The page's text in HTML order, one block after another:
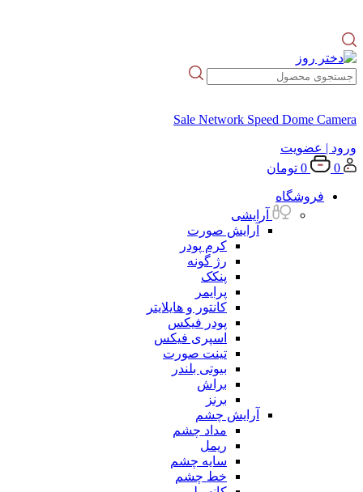
Sale Network Speed Dome Camera
ورود | عضویت
0
0 تومان
فروشگاه
آرایشی
آرایش صورت
کرم پودر
رژ گونه
پنکک
پرایمر
کانتور و هایلایتر
پودر فیکس
اسپری فیکس
تینت صورت
بیوتی بلندر
براش
برنز
آرایش چشم
مداد چشم
ریمل
سایه چشم
خط چشم